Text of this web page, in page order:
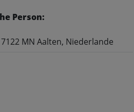
Person:
MN Aalten, Niederlande